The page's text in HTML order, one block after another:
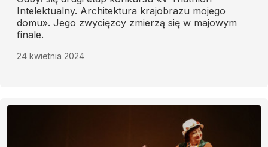
Intelektualny. Architektura krajobrazu mojego
domu». Jego zwycięzcy zmierzą się w majowym
finale.
24 kwietnia 2024